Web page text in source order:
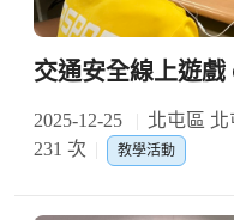
交通安全線上遊戲
2025-12-25 北屯區
231 次
教學活動